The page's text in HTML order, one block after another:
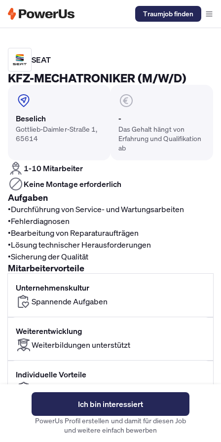
Traumjob finden
SEAT
KFZ-MECHATRONIKER (M/W/D)
Beselich
Gottlieb-Daimler-Straße 1,
65614
-
Das Gehalt hängt von
Erfahrung und Qualifikation
ab
1-10 Mitarbeiter
Keine Montage erforderlich
Aufgaben
•Durchführung von Service- und Wartungsarbeiten
•Fehlerdiagnosen
•Bearbeitung von Reparaturaufträgen
•Lösung technischer Herausforderungen
•Sicherung der Qualität
Mitarbeitervorteile
Unternehmenskultur
Spannende Aufgaben
Weiterentwicklung
Weiterbildungen unterstützt
Individuelle Vorteile
Perspektiven
Moderner Arbeitsplatz
Professionelles Arbeitsumfeld
Ich bin interessiert
PowerUs Profil erstellen und damit für diesen Job
und weitere einfach bewerben